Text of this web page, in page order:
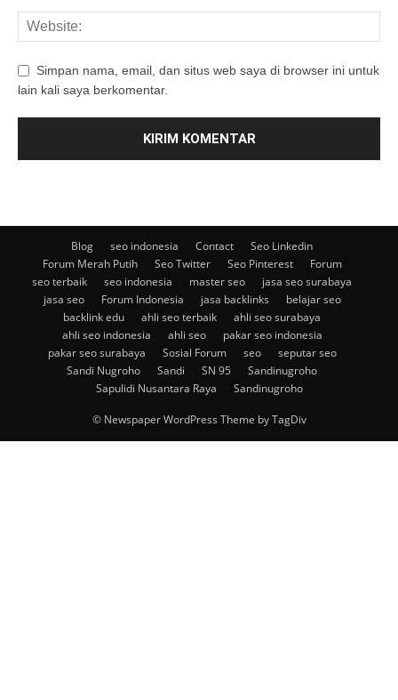
Simpan nama, email, dan situs web saya di browser ini untuk
lain kali saya berkomentar.
Blog seo indonesia Contact
Seo Linkedin
Forum Merah Putih
Seo Twitter Seo Pinterest
Forum
seo terbaik
seo indonesia master seo
jasa seo surabaya
jasa seo
Forum Indonesia jasa backlinks
belajar seo
backlink edu
ahli seo terbaik
ahli seo surabaya
ahli seo indonesia
ahli seo
pakar seo indonesia
pakar seo surabaya
Sosial Forum seo
seputar seo
Sandi Nugroho
Sandi SN 95
Sandinugroho
Sapulidi Nusantara Raya
Sandinugroho
© Newspaper WordPress Theme by TagDiv